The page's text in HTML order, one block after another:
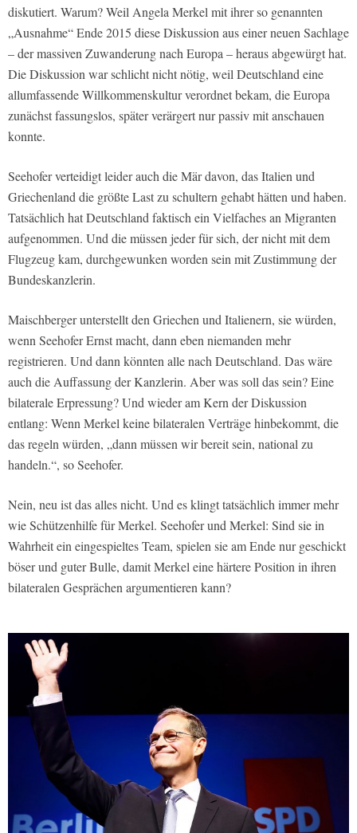
diskutiert. Warum? Weil Angela Merkel mit ihrer so genannten
„Ausnahme“ Ende 2015 diese Diskussion aus einer neuen Sachlage
– der massiven Zuwanderung nach Europa – heraus abgewürgt hat.
Die Diskussion war schlicht nicht nötig, weil Deutschland eine
allumfassende Willkommenskultur verordnet bekam, die Europa
zunächst fassungslos, später verärgert nur passiv mit anschauen
konnte.
Seehofer verteidigt leider auch die Mär davon, das Italien und
Griechenland die größte Last zu schultern gehabt hätten und haben.
Tatsächlich hat Deutschland faktisch ein Vielfaches an Migranten
aufgenommen. Und die müssen jeder für sich, der nicht mit dem
Flugzeug kam, durchgewunken worden sein mit Zustimmung der
Bundeskanzlerin.
Maischberger unterstellt den Griechen und Italienern, sie würden,
wenn Seehofer Ernst macht, dann eben niemanden mehr
registrieren. Und dann könnten alle nach Deutschland. Das wäre
auch die Auffassung der Kanzlerin. Aber was soll das sein? Eine
bilaterale Erpressung? Und wieder am Kern der Diskussion
entlang: Wenn Merkel keine bilateralen Verträge hinbekommt, die
das regeln würden, „dann müssen wir bereit sein, national zu
handeln.“, so Seehofer.
Nein, neu ist das alles nicht. Und es klingt tatsächlich immer mehr
wie Schützenhilfe für Merkel. Seehofer und Merkel: Sind sie in
Wahrheit ein eingespieltes Team, spielen sie am Ende nur geschickt
böser und guter Bulle, damit Merkel eine härtere Position in ihren
bilateralen Gesprächen argumentieren kann?